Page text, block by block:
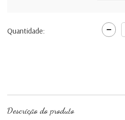
Quantidade:
Descrição do produto